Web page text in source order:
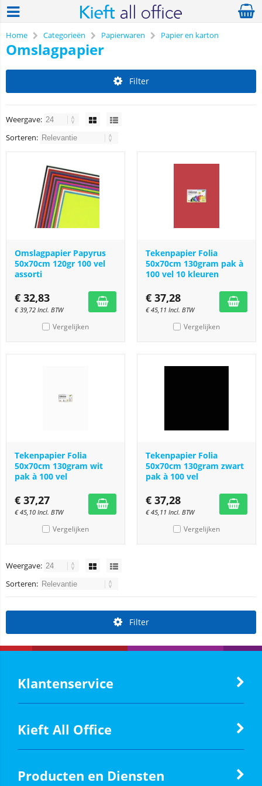
Home Categorieën Papierwaren Papier en karton
Omslagpapier
Filter
Weergave:
Sorteren:
Omslagpapier Papyrus
50x70cm 120gr 100 vel
assorti
€ 32,83
€39,72 Incl. BTW
Vergelijken
Tekenpapier Folia
50x70cm 130gram pak à
100 vel 10 kleuren
€ 37,28
€45,11 Incl. BTW
Vergelijken
Tekenpapier Folia
50x70cm 130gram wit
pak à 100 vel
€ 37,27
€45,10 Incl. BTW
Vergelijken
Tekenpapier Folia
50x70cm 130gram zwart
pak à 100 vel
€ 37,28
€45,11 Incl. BTW
Vergelijken
Weergave:
Sorteren:
Filter
Klantenservice
Kieft All Office
Producten en Diensten